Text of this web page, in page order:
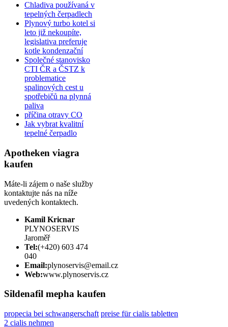
Chladiva používaná v
tepelných čerpadlech
Plynový turbo kotel si
leto již nekoupíte,
legislativa preferuje
kotle kondenzační
Společné stanovisko
CTI ČR a ČSTZ k
problematice
spalinových cest u
spotřebičů na plynná
paliva
příčina otravy CO
Jak vybrat kvalitní
tepelné čerpadlo
Apotheken viagra
kaufen
Máte-li zájem o naše služby
kontaktujte nás na níže
uvedených kontaktech.
Kamil Kricnar
PLYNOSERVIS
Jaroměř
Tel:(+420) 603 474
040
Email:plynoservis@email.cz
Web:www.plynoservis.cz
Sildenafil mepha kaufen
propecia bei schwangerschaft preise für cialis tabletten
2 cialis nehmen